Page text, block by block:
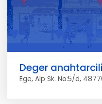
Deger
Ege, Alp Sk. No:5/d,